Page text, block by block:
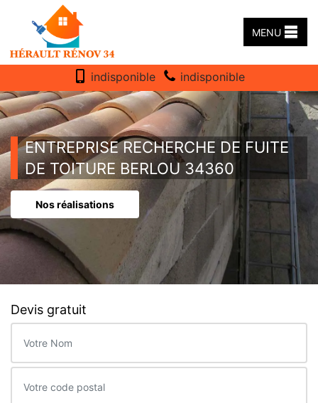
MENU
indisponible indisponible
ENTREPRISE RECHERCHE DE FUITE
DE TOITURE BERLOU 34360
Nos réalisations
Devis gratuit